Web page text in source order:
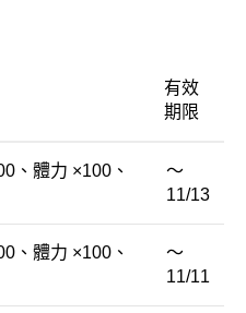
有效
期限
、體力 ×100、
～
11/13
、體力 ×100、
～
11/11